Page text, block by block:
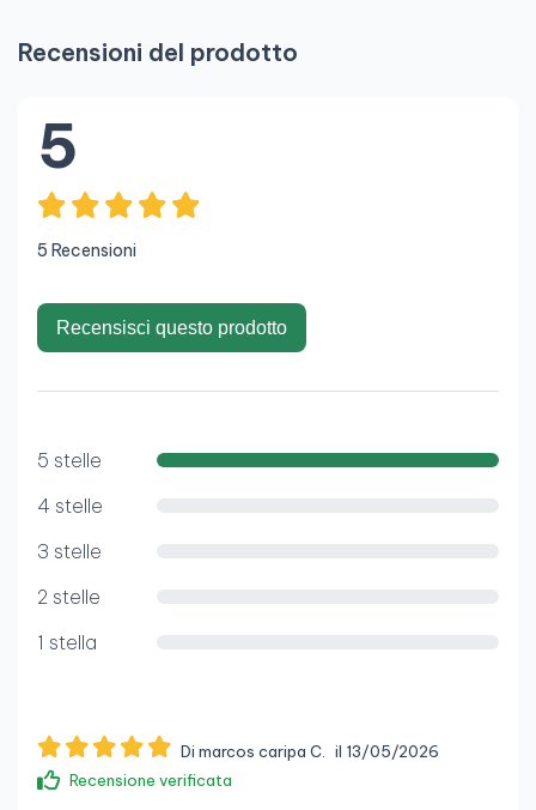
Recensioni del prodotto
5
5 Recensioni
Recensisci questo prodotto
5 stelle
4 stelle
3 stelle
2 stelle
1 stella
Di marcos caripa C.
il 13/05/2026
Recensione verificata